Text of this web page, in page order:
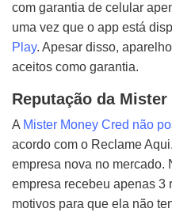
com garantia de celular
uma vez que o app está
Play. Apesar disso,
aceitos como garantia.
Reputação da Mister
A Mister Money Cred não
acordo com o Reclame
empresa nova no mercado.
empresa recebeu apenas 3
motivos para que ela não